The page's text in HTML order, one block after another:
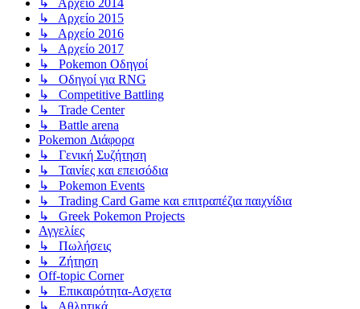
↳ Αρχείο 2014
↳ Αρχείο 2015
↳ Αρχείο 2016
↳ Αρχείο 2017
↳ Pokemon Οδηγοί
↳ Οδηγοί για RNG
↳ Competitive Battling
↳ Trade Center
↳ Battle arena
Pokemon Διάφορα
↳ Γενική Συζήτηση
↳ Ταινίες και επεισόδια
↳ Pokemon Events
↳ Trading Card Game και επιτραπέζια παιχνίδια
↳ Greek Pokemon Projects
Αγγελίες
↳ Πωλήσεις
↳ Ζήτηση
Off-topic Corner
↳ Επικαιρότητα-Ασχετα